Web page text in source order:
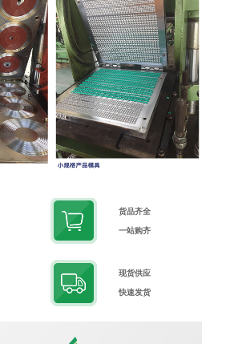
货品齐全
一站购齐
现货供应
快速发货